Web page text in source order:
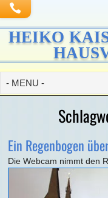
HEIKO
Ein Regenbogen
Die Webcam nimmt den